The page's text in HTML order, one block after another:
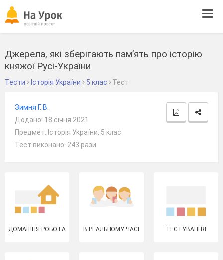
Джерела, які зберігають пам’ять про історію
княжої Русі-України
Тести Історія України 5 клас Тест
Зимня Г. В.
Додано: 18 січня 2021
Предмет: Історія України, 5 клас
Тест виконано: 243 рази
ДОМАШНЯ РОБОТА В РЕАЛЬНОМУ ЧАСІ ТЕСТУВАННЯ